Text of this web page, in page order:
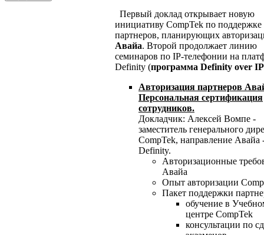
Первый доклад открывает новую
инициативу CompTek по поддержке
партнеров, планирующих
Авайа. Второй продолжает линию
семинаров по IP-телефонии на
Definity (программа Definity over IP
Авторизация партнеров
Персональная сертификация
сотрудников.
Докладчик: Алексей Вомпе -
заместитель генерального
CompTek, направление Авайа
Definity.
Авторизационные
Авайа
Опыт авторизации
Пакет поддержки
обучение в
центре CompTek
консультации по